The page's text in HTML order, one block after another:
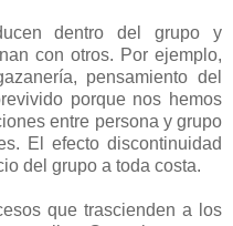
dentro del grupo y
con otros. Por ejemplo,
pensamiento del
porque nos hemos
entre persona y grupo
El efecto discontinuidad
del grupo a toda costa.
que trascienden a los